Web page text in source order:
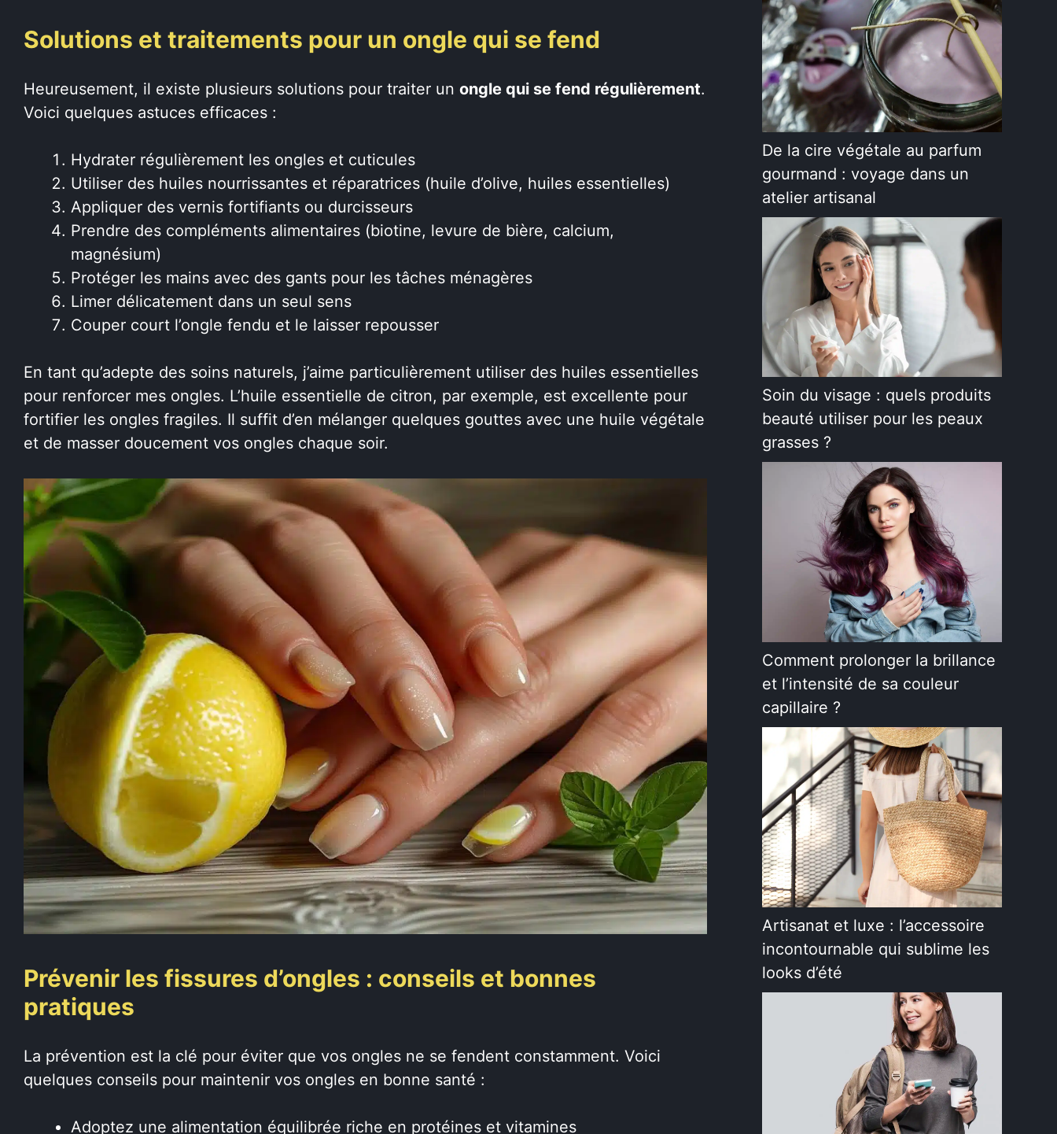
Solutions et traitements pour un ongle qui se fend
Heureusement, il existe plusieurs solutions pour traiter un ongle qui se fend régulièrement.
Voici quelques astuces efficaces :
Hydrater régulièrement les ongles et cuticules
Utiliser des huiles nourrissantes et réparatrices (huile d’olive, huiles essentielles)
Appliquer des vernis fortifiants ou durcisseurs
Prendre des compléments alimentaires (biotine, levure de bière, calcium,
magnésium)
Protéger les mains avec des gants pour les tâches ménagères
Limer délicatement dans un seul sens
Couper court l’ongle fendu et le laisser repousser
En tant qu’adepte des soins naturels, j’aime particulièrement utiliser des huiles essentielles
pour renforcer mes ongles. L’huile essentielle de citron, par exemple, est excellente pour
fortifier les ongles fragiles. Il suffit d’en mélanger quelques gouttes avec une huile végétale
et de masser doucement vos ongles chaque soir.
Prévenir les fissures d’ongles : conseils et bonnes
pratiques
La prévention est la clé pour éviter que vos ongles ne se fendent constamment. Voici
quelques conseils pour maintenir vos ongles en bonne santé :
Adoptez une alimentation équilibrée riche en protéines et vitamines
De la cire végétale au parfum
gourmand : voyage dans un
atelier artisanal
Soin du visage : quels produits
beauté utiliser pour les peaux
grasses ?
Comment prolonger la brillance
et l’intensité de sa couleur
capillaire ?
Artisanat et luxe : l’accessoire
incontournable qui sublime les
looks d’été